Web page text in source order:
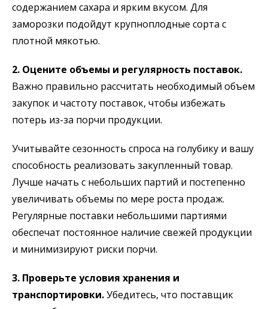
содержанием сахара и ярким вкусом. Для
заморозки подойдут крупноплодные сорта с
плотной мякотью.
2. Оцените объемы и регулярность поставок.
Важно правильно рассчитать необходимый объем
закупок и частоту поставок, чтобы избежать
потерь из-за порчи продукции.
Учитывайте сезонность спроса на голубику и вашу
способность реализовать закупленный товар.
Лучше начать с небольших партий и постепенно
увеличивать объемы по мере роста продаж.
Регулярные поставки небольшими партиями
обеспечат постоянное наличие свежей продукции
и минимизируют риски порчи.
3. Проверьте условия хранения и
транспортировки.Убедитесь, что поставщик